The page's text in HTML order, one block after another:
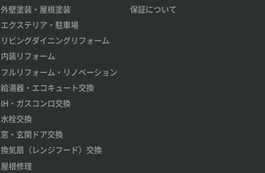
外壁塗装・屋根塗装
エクステリア・駐車場
リビングダイニングリフォーム
内装リフォーム
フルリフォーム・リノベーション
給湯器・エコキュート交換
IH・ガスコンロ交換
水栓交換
窓・玄関ドア交換
換気扇（レンジフード）交換
屋根修理
保証について